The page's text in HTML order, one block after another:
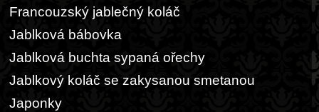
Francouzský jablečný koláč
Jablková bábovka
Jablková buchta sypaná ořechy
Jablkový koláč se zakysanou smetanou
Japonky